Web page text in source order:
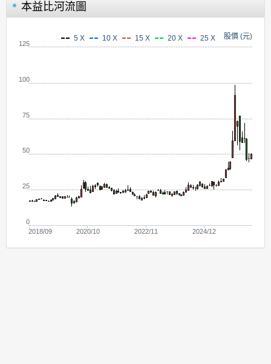
本益比河流圖
股價 (元)
5 X 10 X 15 X 20 X 25 X
2018/09 2020/10 2022/11 2024/12
0
100
25
50
75
125